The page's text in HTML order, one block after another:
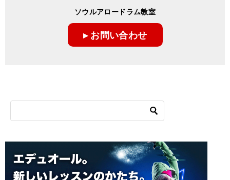
ソウルアロードラム教室
▸ お問い合わせ